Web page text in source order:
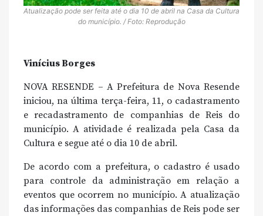
Atualização pode ser feita até o dia 10 de abril na Casa da Cultura
do município. / Foto: Reprodução
Vinícius Borges
NOVA RESENDE – A Prefeitura de Nova Resende
iniciou, na última terça-feira, 11, o cadastramento
e recadastramento de companhias de Reis do
município. A atividade é realizada pela Casa da
Cultura e segue até o dia 10 de abril.
De acordo com a prefeitura, o cadastro é usado
para controle da administração em relação a
eventos que ocorrem no município. A atualização
das informações das companhias de Reis pode ser